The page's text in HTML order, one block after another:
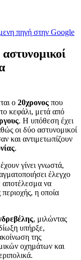
πηγή στην Google
ο 20χρονος που
κεφάλι, μετά από
. Η υπόθεση έχει
οι δύο αστυνομικοί
και αντιμετωπίζουν
.
γίνει γνωστά,
έλεγχο
να
η οποία
, μιλώντας
υπήρξε,
της
οχημάτων και